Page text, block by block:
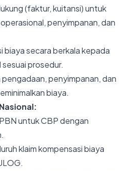
(faktur, kuitansi) untuk
penyimpanan, dan
biaya secara berkala kepada
prosedur.
penyimpanan, dan
biaya.
untuk CBP dengan
klaim kompensasi biaya